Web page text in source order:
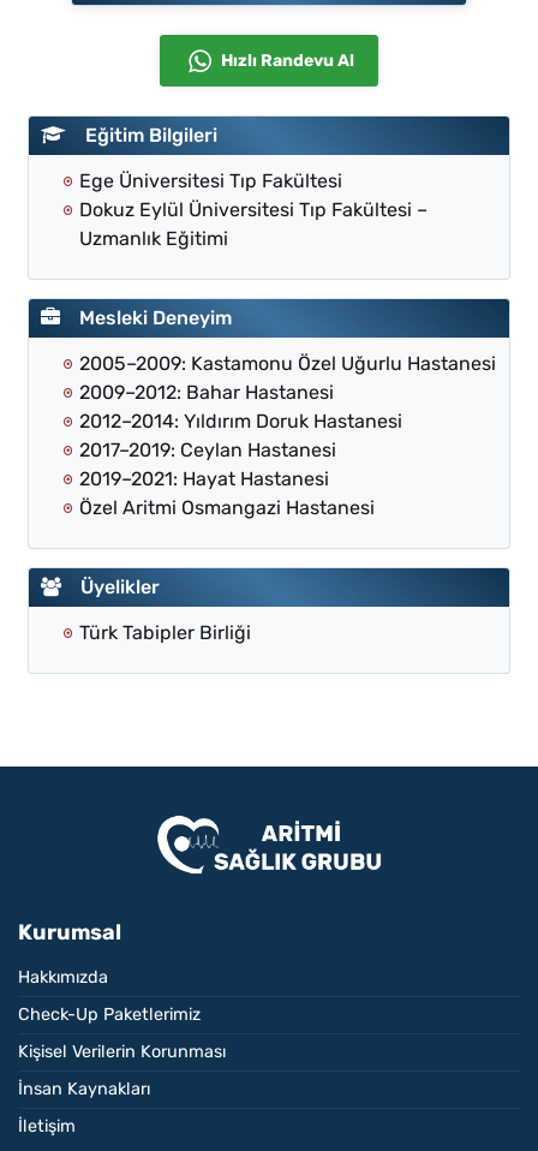
Hızlı Randevu Al
Eğitim Bilgileri
Ege Üniversitesi Tıp Fakültesi
Dokuz Eylül Üniversitesi Tıp Fakültesi –
Uzmanlık Eğitimi
Mesleki Deneyim
2005–2009: Kastamonu Özel Uğurlu Hastanesi
2009–2012: Bahar Hastanesi
2012–2014: Yıldırım Doruk Hastanesi
2017–2019: Ceylan Hastanesi
2019–2021: Hayat Hastanesi
Özel Aritmi Osmangazi Hastanesi
Üyelikler
Türk Tabipler Birliği
Kurumsal
Hakkımızda
Check-Up Paketlerimiz
Kişisel Verilerin Korunması
İnsan Kaynakları
İletişim